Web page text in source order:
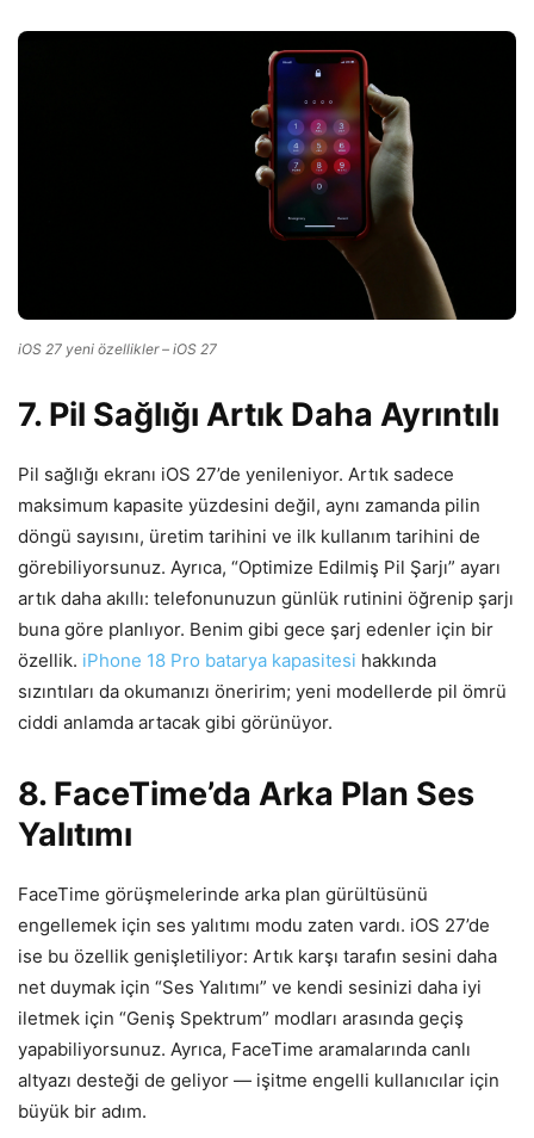
iOS 27 yeni özellikler – iOS 27
7. Pil Sağlığı Artık Daha Ayrıntılı
Pil sağlığı ekranı iOS 27’de yenileniyor. Artık sadece
maksimum kapasite yüzdesini değil, aynı zamanda pilin
döngü sayısını, üretim tarihini ve ilk kullanım tarihini de
görebiliyorsunuz. Ayrıca, “Optimize Edilmiş Pil Şarjı” ayarı
artık daha akıllı: telefonunuzun günlük rutinini öğrenip şarjı
buna göre planlıyor. Benim gibi gece şarj edenler için bir
özellik. iPhone 18 Pro batarya kapasitesi hakkında
sızıntıları da okumanızı öneririm; yeni modellerde pil ömrü
ciddi anlamda artacak gibi görünüyor.
8. FaceTime’da Arka Plan Ses
Yalıtımı
FaceTime görüşmelerinde arka plan gürültüsünü
engellemek için ses yalıtımı modu zaten vardı. iOS 27’de
ise bu özellik genişletiliyor: Artık karşı tarafın sesini daha
net duymak için “Ses Yalıtımı” ve kendi sesinizi daha iyi
iletmek için “Geniş Spektrum” modları arasında geçiş
yapabiliyorsunuz. Ayrıca, FaceTime aramalarında canlı
altyazı desteği de geliyor — işitme engelli kullanıcılar için
büyük bir adım.